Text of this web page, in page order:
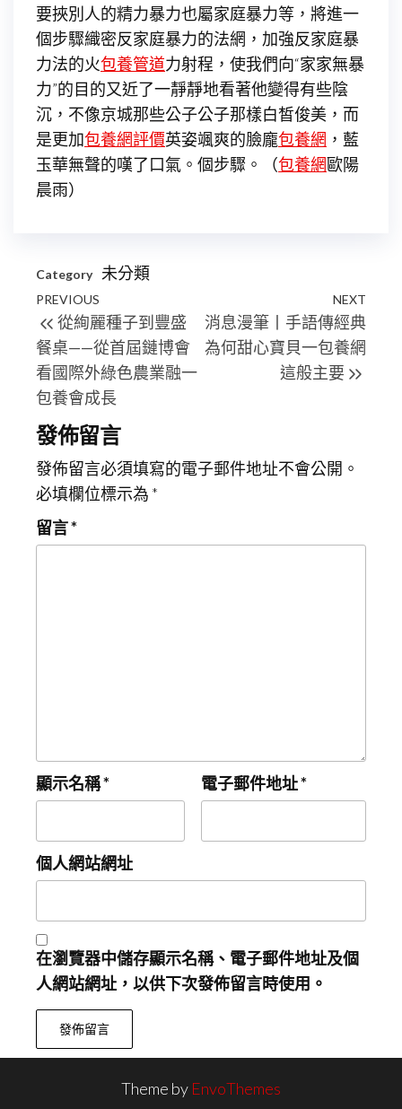
要挾別人的精力暴力也屬家庭暴力等，將進一
個步驟織密反家庭暴力的法網，加強反家庭暴
力法的火包養管道力射程，使我們向“家家無暴
力”的目的又近了一靜靜地看著他變得有些陰
沉，不像京城那些公子公子那樣白皙俊美，而
是更加包養網評價英姿颯爽的臉龐包養網 ，藍
玉華無聲的嘆了口氣。個步驟。（包養網歐陽
晨雨）
Category 未分類
文
章
導
覽
Previous
Post
PREVIOUS
從絢麗種子到豐盛
餐桌——從首屆鏈博會
看國際外綠色農業融一
包養會成長
Post
NEXT
消息漫筆丨手語傳經典
為何甜心寶貝一包養網
這般主要
發佈留言
發佈留言必須填寫的電子郵件地址不會公開。
必填欄位標示為 *
留言*
顯示名稱* 電子郵件地址*
個人網站網址
在瀏覽器中儲存顯示名稱、電子郵件地址及個
人網站網址，以供下次發佈留言時使用。
Theme by EnvoThemes